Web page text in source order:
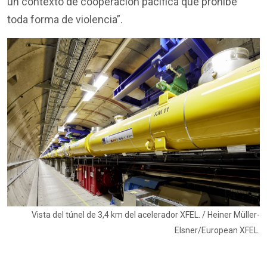
toda forma de violencia”.
Vista del túnel de 3,4 km del acelerador XFEL. / Heiner Müller-
Elsner/European XFEL.